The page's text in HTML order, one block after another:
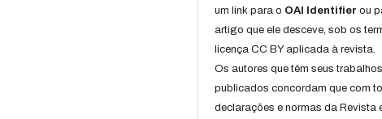
um link para o OAI Identifier ou
artigo que ele desceve, sob os
licença CC BY aplicada à revista.
Os autores que têm seus trabalhos
publicados concordam que com
declarações e normas da Revista